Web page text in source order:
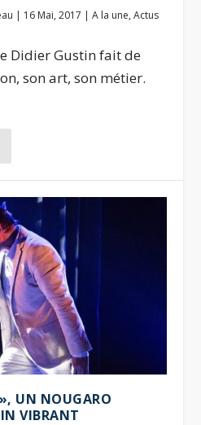
| 16 Mai, 2017 |A la une,Actus
Didier Gustin fait de
son art, son métier.
UN NOUGARO
VIBRANT